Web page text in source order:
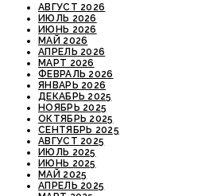
АВГУСТ 2026
ИЮЛЬ 2026
ИЮНЬ 2026
МАЙ 2026
АПРЕЛЬ 2026
МАРТ 2026
ФЕВРАЛЬ 2026
ЯНВАРЬ 2026
ДЕКАБРЬ 2025
НОЯБРЬ 2025
ОКТЯБРЬ 2025
СЕНТЯБРЬ 2025
АВГУСТ 2025
ИЮЛЬ 2025
ИЮНЬ 2025
МАЙ 2025
АПРЕЛЬ 2025